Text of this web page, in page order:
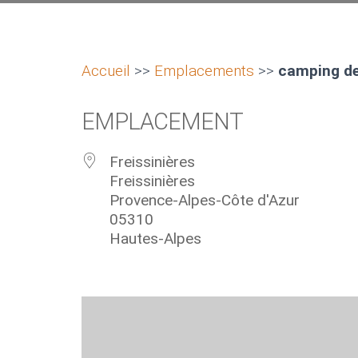
Accueil >> Emplacements >> camping
EMPLACEMENT
Freissinières
Freissinières
Provence-Alpes-Côte d'Azur
05310
Hautes-Alpes